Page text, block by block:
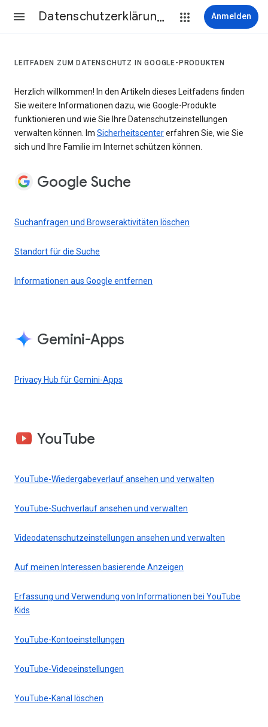
Datenschutzerklärung & Nutzungsbedingungen Anmelden
LEITFADEN ZUM DATENSCHUTZ IN GOOGLE-PRODUKTEN
Herzlich willkommen! In den Artikeln dieses Leitfadens finden
Sie weitere Informationen dazu, wie Google-Produkte
funktionieren und wie Sie Ihre Datenschutzeinstellungen
verwalten können. Im Sicherheitscentererfahren Sie, wie Sie
sich und Ihre Familie im Internet schützen können.
Google Suche
Suchanfragen und Browseraktivitäten löschen
Standort für die Suche
Informationen aus Google entfernen
Gemini-Apps
Privacy Hub für Gemini-Apps
YouTube
YouTube-Wiedergabeverlauf ansehen und verwalten
YouTube-Suchverlauf ansehen und verwalten
Videodatenschutzeinstellungen ansehen und verwalten
Auf meinen Interessen basierende Anzeigen
Erfassung und Verwendung von Informationen bei YouTube
Kids
YouTube-Kontoeinstellungen
YouTube-Videoeinstellungen
YouTube-Kanal löschen